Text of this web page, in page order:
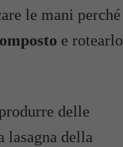
le mani perché
e rotearlo
delle
lasagna della